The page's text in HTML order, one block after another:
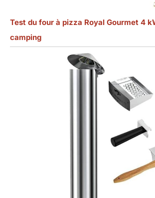
Test du four à pizza Royal Gourmet 4
camping